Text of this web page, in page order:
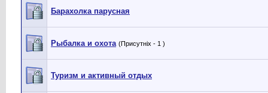
Барахолка парусная
Рыбалка и охота (Присутніх - 1 )
Туризм и активный отдых